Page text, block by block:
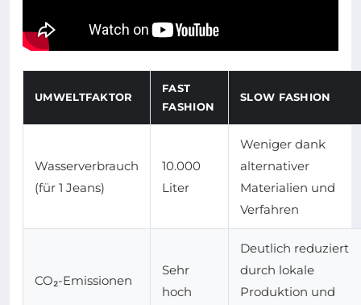
UMWELTFAKTOR
FAST
FASHION
SLOW FASHION
Wasserverbrauch
(für 1 Jeans)
10.000
Liter
Weniger dank
alternativer
Materialien und
Verfahren
CO₂-Emissionen
Sehr
hoch
Deutlich reduziert
durch lokale
Produktion und